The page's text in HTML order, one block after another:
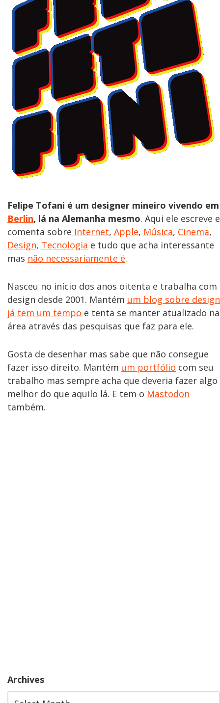
Felipe Tofani é um designer mineiro vivendo em
Berlin, lá na Alemanha mesmo. Aqui ele escreve e
comenta sobre Internet, Apple, Música, Cinema,
Design, Tecnologia e tudo que acha interessante
mas não necessariamente é.
Nasceu no início dos anos oitenta e trabalha com
design desde 2001. Mantém um blog sobre design
já tem um tempo e tenta se manter atualizado na
área através das pesquisas que faz para ele.
Gosta de desenhar mas sabe que não consegue
fazer isso direito. Mantém um portfólio com seu
trabalho mas sempre acha que deveria fazer algo
melhor do que aquilo lá. E tem o Mastodon
também.
Archives